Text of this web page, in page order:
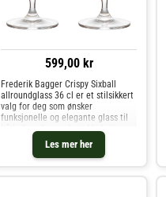
599,00 kr
Les mer her
Frederik Bagger Crispy Sixball
allroundglass 36 cl er et stilsikkert
valg for deg som ønsker
funksjonelle og elegante glass til
både hverdag og fest. Med sin
distinkte form og diamantslipte
detaljer løfter disse
krystallglassene enhver servering –